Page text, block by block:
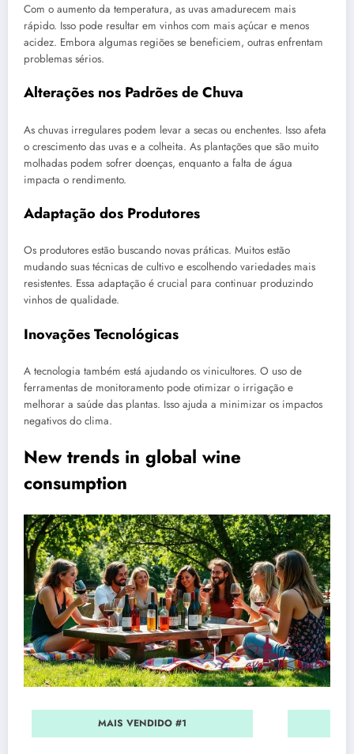
Com o aumento da temperatura, as uvas amadurecem mais
rápido. Isso pode resultar em vinhos com mais açúcar e menos
acidez. Embora algumas regiões se beneficiem, outras enfrentam
problemas sérios.
Alterações nos Padrões de Chuva
As chuvas irregulares podem levar a secas ou enchentes. Isso afeta
o crescimento das uvas e a colheita. As plantações que são muito
molhadas podem sofrer doenças, enquanto a falta de água
impacta o rendimento.
Adaptação dos Produtores
Os produtores estão buscando novas práticas. Muitos estão
mudando suas técnicas de cultivo e escolhendo variedades mais
resistentes. Essa adaptação é crucial para continuar produzindo
vinhos de qualidade.
Inovações Tecnológicas
A tecnologia também está ajudando os vinicultores. O uso de
ferramentas de monitoramento pode otimizar o irrigação e
melhorar a saúde das plantas. Isso ajuda a minimizar os impactos
negativos do clima.
New trends in global wine
consumption
MAIS VENDIDO #1